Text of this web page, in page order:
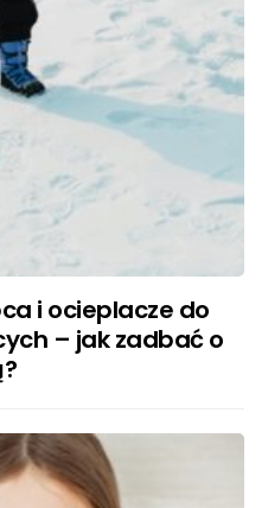
i ocieplacze do
– jak zadbać o